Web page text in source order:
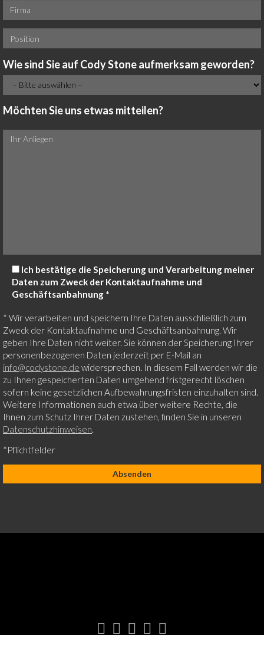
Wie sind Sie auf Cody Stone aufmerksam geworden?
Möchten Sie uns etwas mitteilen?
Ich bestätige die Speicherung und Verarbeitung meiner
Daten zum Zweck der Kontaktaufnahme und
Geschäftsanbahnung *
* Wir verarbeiten und speichern Ihre Daten ausschließlich zum
Zweck der Kontaktaufnahme und Geschäftsanbahnung. Wir
geben Ihre Daten nicht weiter. Sie können der Speicherung Ihrer
personenbezogenen Daten jederzeit per E-Mail an
info@codystone.de widersprechen. In diesem Fall werden wir die
zu Ihnen gespeicherten Daten umgehend fristgerecht löschen
sofern keine gesetzlichen Aufbewahrungsfristen einzuhalten sind.
Weitere Informationen auch etwa über weitere Rechte, die
Ihnen zum Schutz Ihrer Daten zustehen, finden Sie in unseren
Datenschutzhinweisen.
*Pflichtfelder